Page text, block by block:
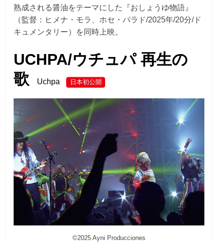
熟成される醤油をテーマにした『おしょうゆ物語』
（監督：ヒメナ・モラ、ホセ・バラド/2025年/20分/ド
キュメンタリー）を同時上映。
UCHPA/ウチュパ 再生の
歌 Uchpa 日本初公開
©2025 Ayni Producciones